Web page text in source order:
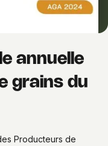
annuelle
grains du
Producteurs de